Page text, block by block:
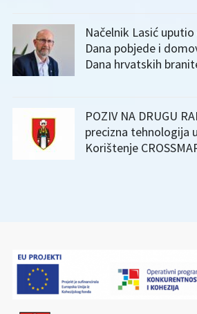
Načelnik Lasić
Dana pobjede i
Dana hrvatskih
POZIV NA DRUGU
precizna tehnologija
Korištenje